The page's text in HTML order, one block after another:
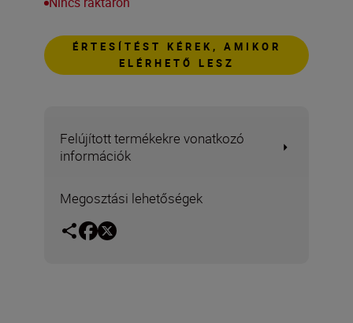
ÉRTESÍTÉST KÉREK, AMIKOR
ELÉRHETŐ LESZ
Felújított termékekre vonatkozó
információk
Megosztási lehetőségek